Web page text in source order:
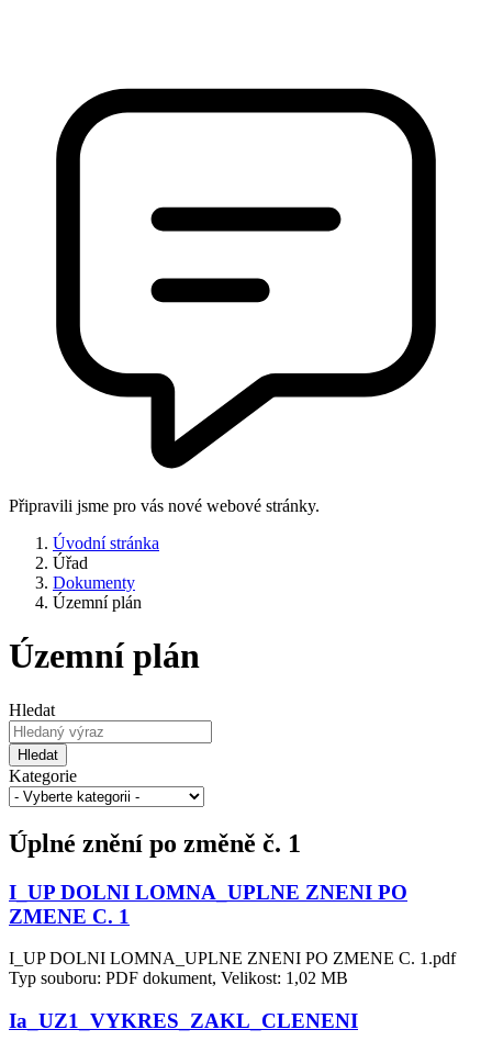
Připravili jsme pro vás nové webové stránky.
Úvodní stránka
Úřad
Dokumenty
Územní plán
Územní plán
Hledat
Hledat
Kategorie
Úplné znění po změně č. 1
I_UP DOLNI LOMNA_UPLNE ZNENI PO
ZMENE C. 1
I_UP DOLNI LOMNA_UPLNE ZNENI PO ZMENE C. 1.pdf
Typ souboru: PDF dokument, Velikost: 1,02 MB
Ia_UZ1_VYKRES_ZAKL_CLENENI